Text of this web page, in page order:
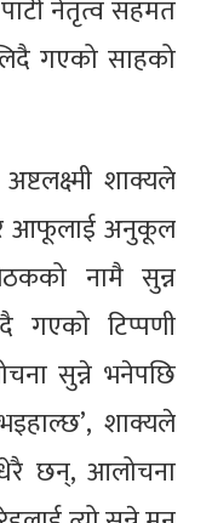
नेतृत्व सहमत
गएको साहको
शाक्यले
र आफूलाई अनुकूल
नामै सुन्न
गएको टिप्पणी
सुन्ने भनेपछि
शाक्यले
धेरै छन्, आलोचना